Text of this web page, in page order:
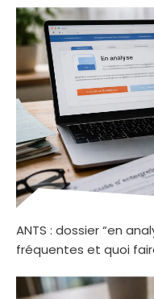
ANTS : dossier “en
fréquentes et quoi